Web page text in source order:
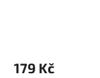
179 Kč